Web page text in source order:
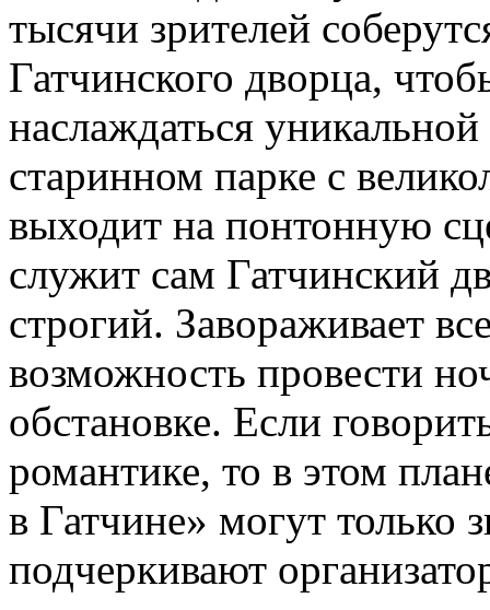
тысячи зрителей
Гатчинского дворца,
наслаждаться
старинном парке с
выходит на понтонную
служит сам Гатчинский
строгий. Завораживает
возможность провести
обстановке. Если
романтике, то в этом
в Гатчине» могут только
подчеркивают